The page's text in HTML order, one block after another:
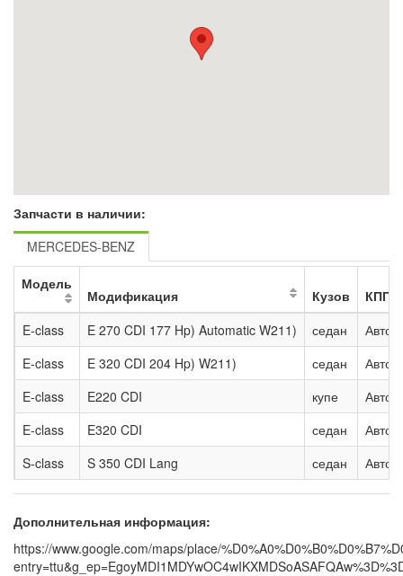
Запчасти в наличии:
MERCEDES-BENZ
Модель
Модификация Кузов
КПП
E-class
E 270 CDI 177 Hp) Automatic W211) седан
E-class
E 320 CDI 204 Hp) W211) седан
E-class
E220 CDI купе
E-class
E320 CDI седан
S-class
S 350 CDI Lang седан
Дополнительная информация:
https://www.google.com/maps/place/